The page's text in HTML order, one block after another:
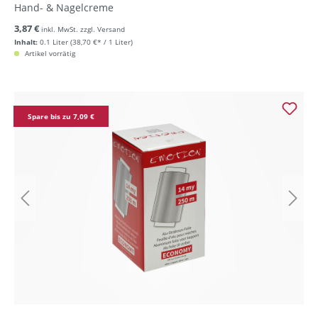
Hand- & Nagelcreme
Inhalt: 0.1 Liter (38,70 €* / 1 Liter)
3,87 € inkl. MwSt. zzgl. Versand
Artikel vorrätig
Spare bis zu 7,09 €